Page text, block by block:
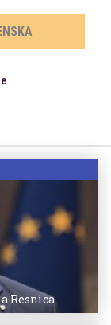
Resnica